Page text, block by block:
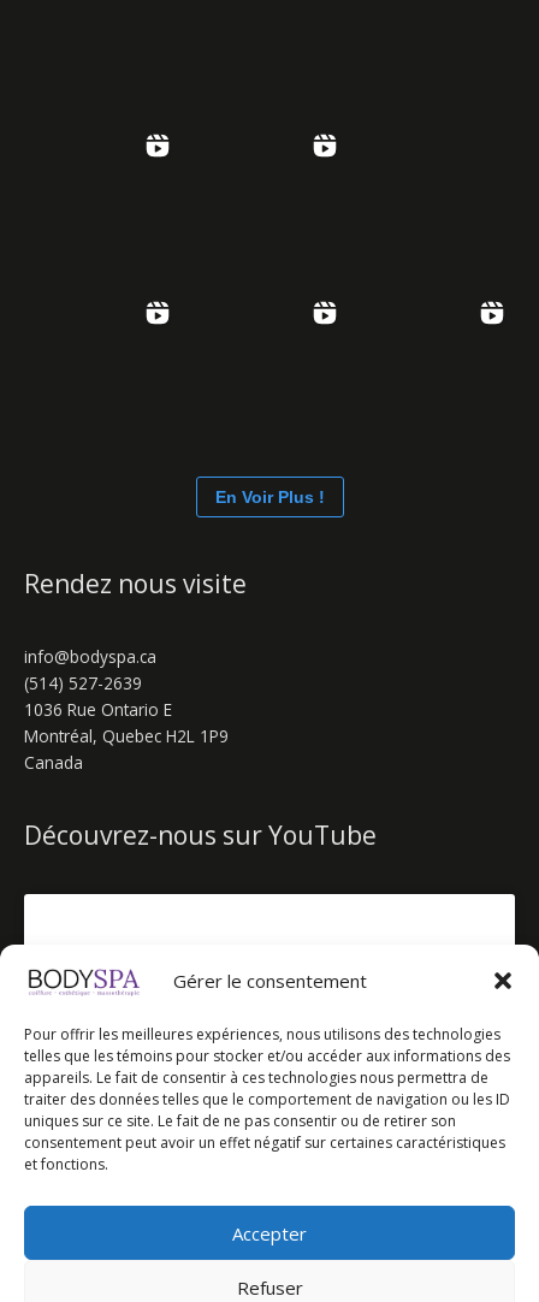
Gérer le consentement
Pour offrir les meilleures expériences, nous utilisons des technologies
telles que les témoins pour stocker et/ou accéder aux informations des
appareils. Le fait de consentir à ces technologies nous permettra de
traiter des données telles que le comportement de navigation ou les ID
uniques sur ce site. Le fait de ne pas consentir ou de retirer son
consentement peut avoir un effet négatif sur certaines caractéristiques
et fonctions.
Accepter
Refuser
En Voir Plus !
Rendez nous visite
info@bodyspa.ca
(514) 527-2639
1036 Rue Ontario E
Montréal, Quebec H2L 1P9
Canada
Découvrez-nous sur YouTube
marketing et activer ce contenu
Notre chaîne YouTube